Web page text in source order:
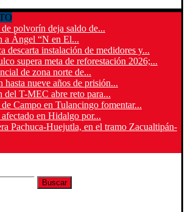
polvorín deja saldo de...
a Ángel “N en El...
descarta instalación de medidores y...
supera meta de reforestación 2026;...
de zona norte de...
hasta nueve años de prisión...
del T-MEC abre reto para...
Campo en Tulancingo fomentar...
en Hidalgo por...
Pachuca-Huejutla, en el tramo Zacualtipán-
Buscar